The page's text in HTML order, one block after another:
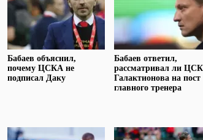
Бабаев объяснил,
почему ЦСКА не
подписал Даку
Бабаев ответил,
рассматривал ли
Галактионова на пост
главного тренера